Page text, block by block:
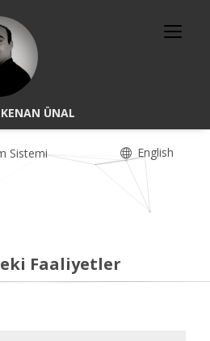
ÜNAL
Sistemi English
Faaliyetler